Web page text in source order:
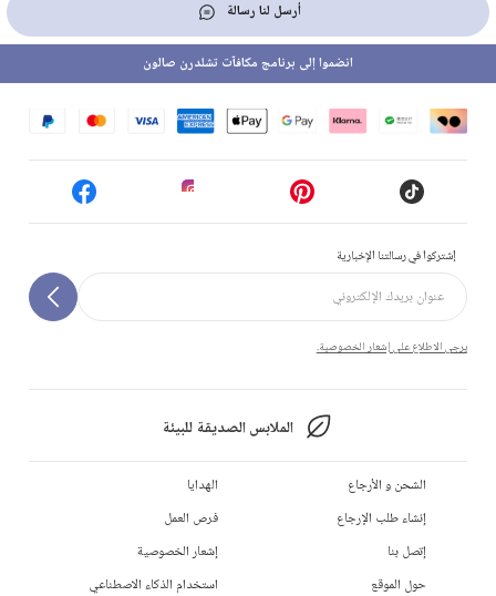
أرسل لنا رسالة
إشتركوا في رسالتنا الإخبارية
يرجى الاطلاع على إشعار الخصوصية.
الملابس الصديقة للبيئة
انضموا إلى برنامج مكافآت تشلدرن صالون
الشحن و الأرجاع
إنشاء طلب الإرجاع
إتصل بنا
حول الموقع
الهدايا
فرص العمل
إشعار الخصوصية
استخدام الذكاء الاصطناعي